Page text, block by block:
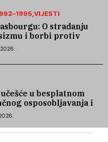
VIJESTI
O stradanju
i borbi protiv
u besplatnom
osposobljavanja i